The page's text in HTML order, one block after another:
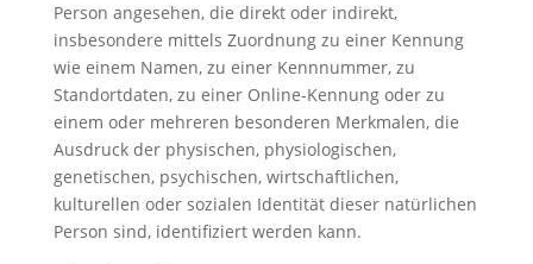
Person angesehen, die direkt oder indirekt,
insbesondere mittels Zuordnung zu einer Kennung
wie einem Namen, zu einer Kennnummer, zu
Standortdaten, zu einer Online-Kennung oder zu
einem oder mehreren besonderen Merkmalen, die
Ausdruck der physischen, physiologischen,
genetischen, psychischen, wirtschaftlichen,
kulturellen oder sozialen Identität dieser natürlichen
Person sind, identifiziert werden kann.